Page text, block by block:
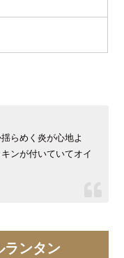
らめく炎が心地よ
ンが付いていてオイ
ンタン